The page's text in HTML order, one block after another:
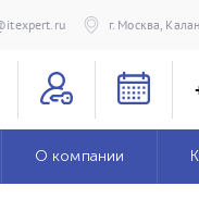
г. Москва,
О компании